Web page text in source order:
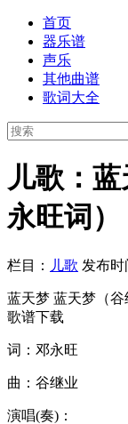
首页
器乐谱
声乐
其他曲谱
歌词大全
儿歌：
永旺词）
栏目： 儿歌 发布时
蓝天梦 蓝天梦（
歌谱下载
词：邓永旺
曲：谷继业
演唱(奏)：